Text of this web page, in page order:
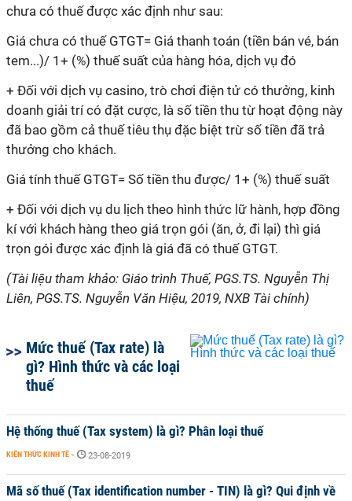
chưa có thuế được xác định như sau:
Giá chưa có thuế GTGT= Giá thanh toán (tiền bán vé, bán
tem...)/ 1+ (%) thuế suất của hàng hóa, dịch vụ đó
+ Đối với dịch vụ casino, trò chơi điện tử có thưởng, kinh
doanh giải trí có đặt cược, là số tiền thu từ hoạt động này
đã bao gồm cả thuế tiêu thụ đặc biệt trừ số tiền đã trả
thưởng cho khách.
Giá tính thuế GTGT= Số tiền thu được/ 1+ (%) thuế suất
+ Đối với dịch vụ du lịch theo hình thức lữ hành, hợp đồng
kí với khách hàng theo giá trọn gói (ăn, ở, đi lại) thì giá
trọn gói được xác định là giá đã có thuế GTGT.
(Tài liệu tham khảo: Giáo trình Thuế, PGS.TS. Nguyễn Thị
Liên, PGS.TS. Nguyễn Văn Hiệu, 2019, NXB Tài chính)
Mức thuế (Tax rate) là
gì? Hình thức và các loại
thuế
Hệ thống thuế (Tax system) là gì? Phân loại thuế
KIẾN THỨC KINH TẾ - 23-08-2019
Mã số thuế (Tax identification number - TIN) là gì? Qui định về